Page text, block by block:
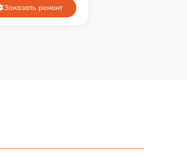
Заказать ремонт